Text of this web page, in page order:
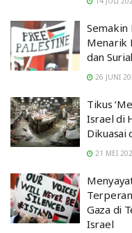
Semakin
Menarik
dan
26 JUNI
Tikus
Israel di
Dikuasai
21 MEI
Gaza di
Israel